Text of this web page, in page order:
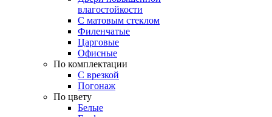
влагостойкости
С матовым стеклом
Филенчатые
Царговые
Офисные
По комплектации
С врезкой
Погонаж
По цвету
Белые